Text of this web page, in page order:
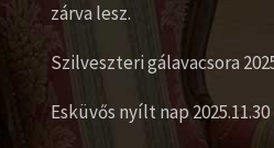
zárva lesz.
Szilveszteri gálavacsora
Esküvős nyílt nap